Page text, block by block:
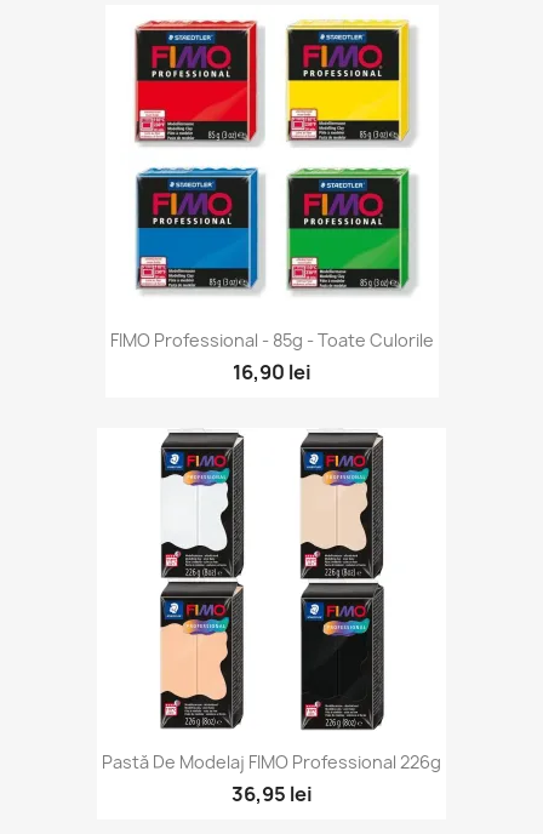
FIMO Professional - 85g - Toate Culorile
16,90 lei
Pastă De Modelaj FIMO Professional 226g
36,95 lei